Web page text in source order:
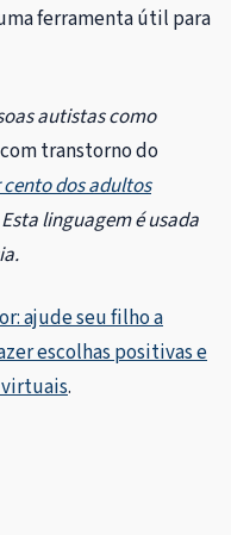
ferramenta útil para
autistas como
transtorno do
cento dos adultos
linguagem é usada
ajude seu filho a
escolhas positivas e
.